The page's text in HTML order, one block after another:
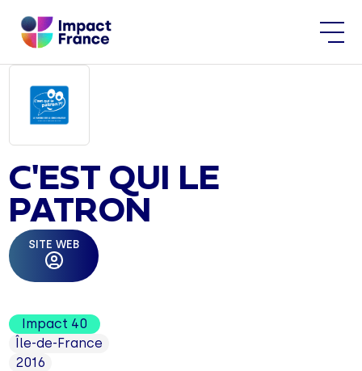
C'EST QUI LE
PATRON
SITE WEB
Impact 40
Île-de-France
2016